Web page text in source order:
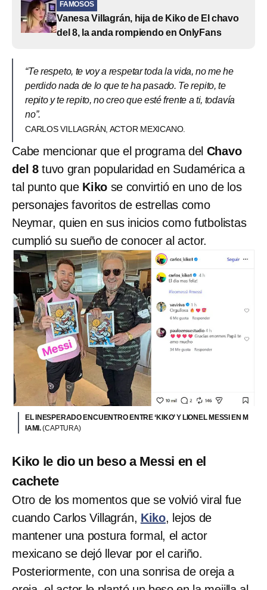
FAMOSOS
Vanesa Villagrán, hija de Kiko de El chavo
del 8, la anda rompiendo en OnlyFans
“Te respeto, te voy a respetar toda la vida, no me he
perdido nada de lo que te ha pasado. Te repito, te
repito y te repito, no creo que esté frente a ti, todavía
no”.
CARLOS VILLAGRÁN, ACTOR MEXICANO.
Cabe mencionar que el programa del Chavo
del 8tuvo gran popularidad en Sudamérica a
tal punto que Kiko se convirtió en uno de los
personajes favoritos de estrellas como
Neymar, quien en sus inicios como futbolistas
cumplió su sueño de conocer al actor.
EL INESPERADO ENCUENTRO ENTRE ‘KIKO’ Y LIONEL MESSI EN M
IAMI.(CAPTURA)
Kiko le dio un beso a Messi en el
cachete
Otro de los momentos que se volvió viral fue
cuando Carlos Villagrán, Kiko, lejos de
mantener una postura formal, el actor
mexicano se dejó llevar por el cariño.
Posteriormente, con una sonrisa de oreja a